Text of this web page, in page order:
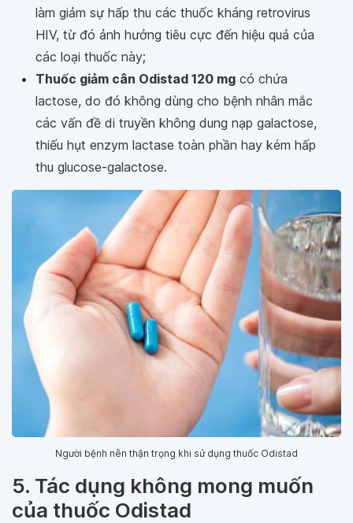
làm giảm sự hấp thu các thuốc kháng retrovirus
HIV, từ đó ảnh hưởng tiêu cực đến hiệu quả của
các loại thuốc này;
Thuốc giảm cân Odistad 120 mg có chứa
lactose, do đó không dùng cho bệnh nhân mắc
các vấn đề di truyền không dung nạp galactose,
thiếu hụt enzym lactase toàn phần hay kém hấp
thu glucose-galactose.
Người bệnh nên thận trọng khi sử dụng thuốc Odistad
5. Tác dụng không mong muốn
của thuốc Odistad